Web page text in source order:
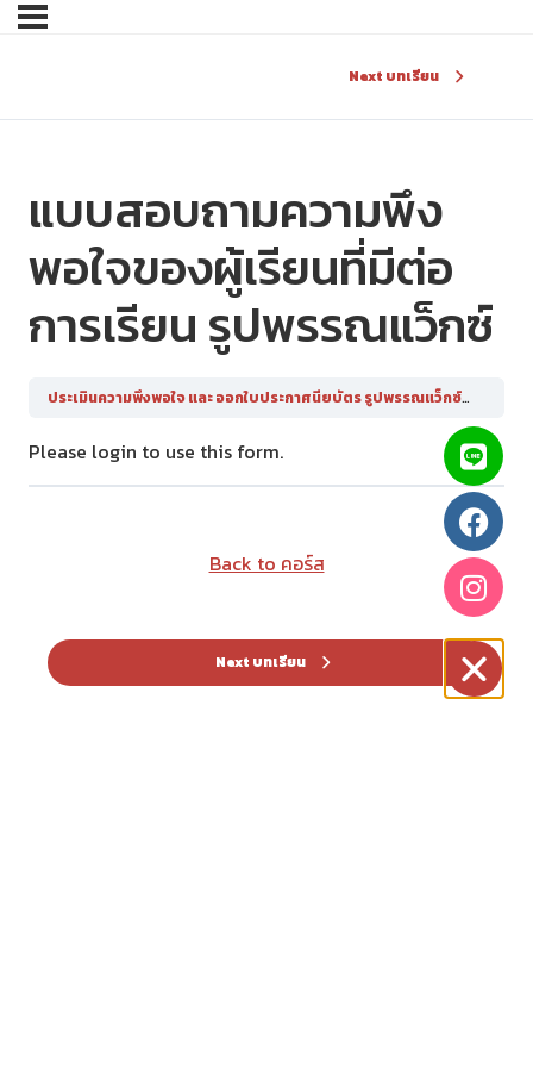
Next บทเรียน
แบบสอบถามความพึง
พอใจของผู้เรียนที่มีต่อ
การเรียน รูปพรรณแว็กซ์
ประเมินความพึงพอใจ และ ออกใบประกาศนียบัตร รูปพรรณแว็กซ์
Please login to use this form.
Back to คอร์ส
Next บทเรียน